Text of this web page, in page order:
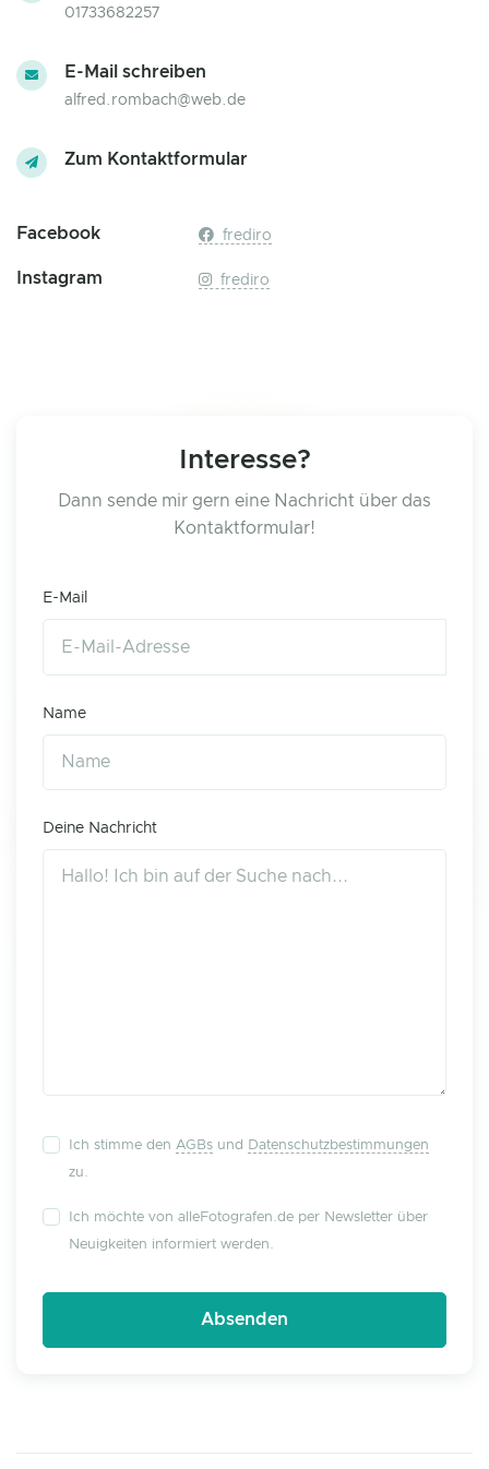
01733682257
E-Mail schreiben
alfred.rombach@web.de
Zum Kontaktformular
Facebook frediro
Instagram frediro
Interesse?
Dann sende mir gern eine Nachricht über das
Kontaktformular!
E-Mail
Name
Deine Nachricht
Ich stimme den AGBs und
Datenschutzbestimmungen
zu.
Ich möchte von alleFotografen.de per Newsletter über
Neuigkeiten informiert werden.